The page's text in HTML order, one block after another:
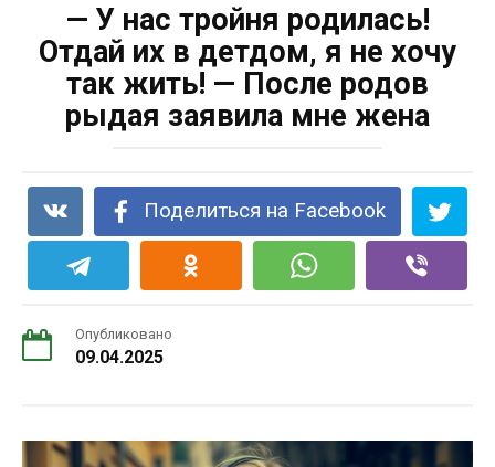
— У нас тройня родилась!
Отдай их в детдом, я не хочу
так жить! — После родов
рыдая заявила мне жена
Поделиться на Facebook
Опубликовано
09.04.2025